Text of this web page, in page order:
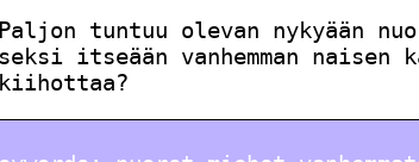
tuntuu olevan nykyään
itseään vanhemman naisen